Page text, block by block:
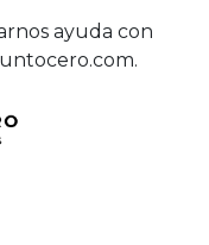
ayuda con
.